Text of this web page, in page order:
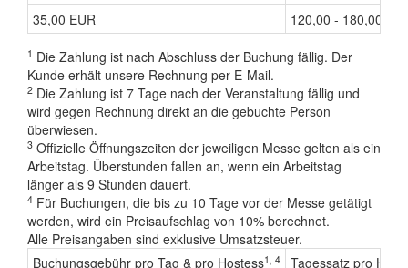
35,00 EUR
120,00 - 180,00
1 Die Zahlung ist nach Abschluss der Buchung fällig. Der
Kunde erhält unsere Rechnung per E-Mail.
2 Die Zahlung ist 7 Tage nach der Veranstaltung fällig und
wird gegen Rechnung direkt an die gebuchte Person
überwiesen.
3 Offizielle Öffnungszeiten der jeweiligen Messe gelten als ein
Arbeitstag. Überstunden fallen an, wenn ein Arbeitstag
länger als 9 Stunden dauert.
4 Für Buchungen, die bis zu 10 Tage vor der Messe getätigt
werden, wird ein Preisaufschlag von 10% berechnet.
Alle Preisangaben sind exklusive Umsatzsteuer.
Buchungsgebühr pro Tag & pro Hostess1, 4 Tagessatz pro